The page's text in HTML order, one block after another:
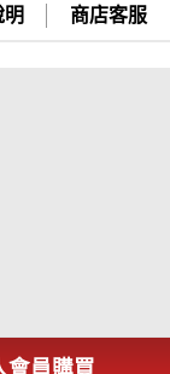
商店客服
會員購買
行、華南銀行、